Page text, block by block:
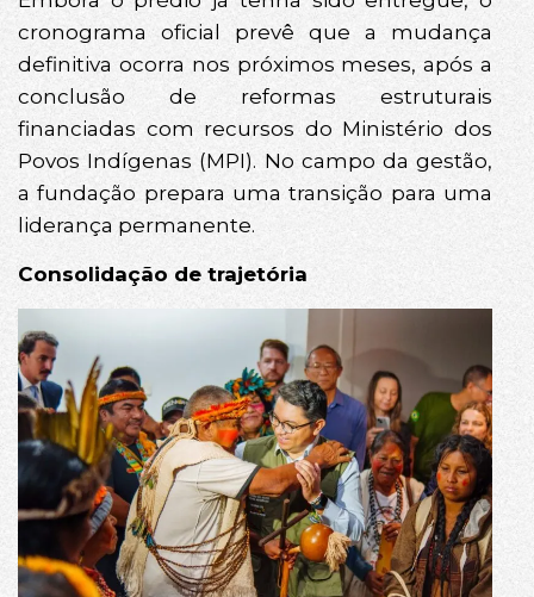
cronograma oficial prevê que a mudança
definitiva ocorra nos próximos meses, após a
conclusão de reformas estruturais
financiadas com recursos do Ministério dos
Povos Indígenas (MPI). No campo da gestão,
a fundação prepara uma transição para uma
liderança permanente.
Consolidação de trajetória